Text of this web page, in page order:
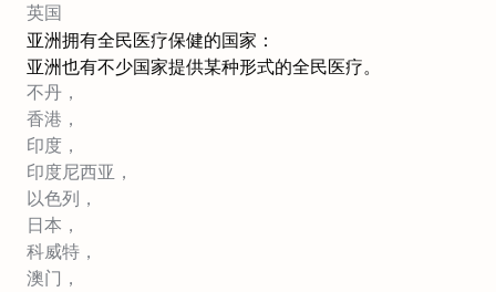
英国
亚洲拥有全民医疗保健的国家：
亚洲也有不少国家提供某种形式的全民医疗。
不丹，
香港，
印度，
印度尼西亚，
以色列，
日本，
科威特，
澳门，